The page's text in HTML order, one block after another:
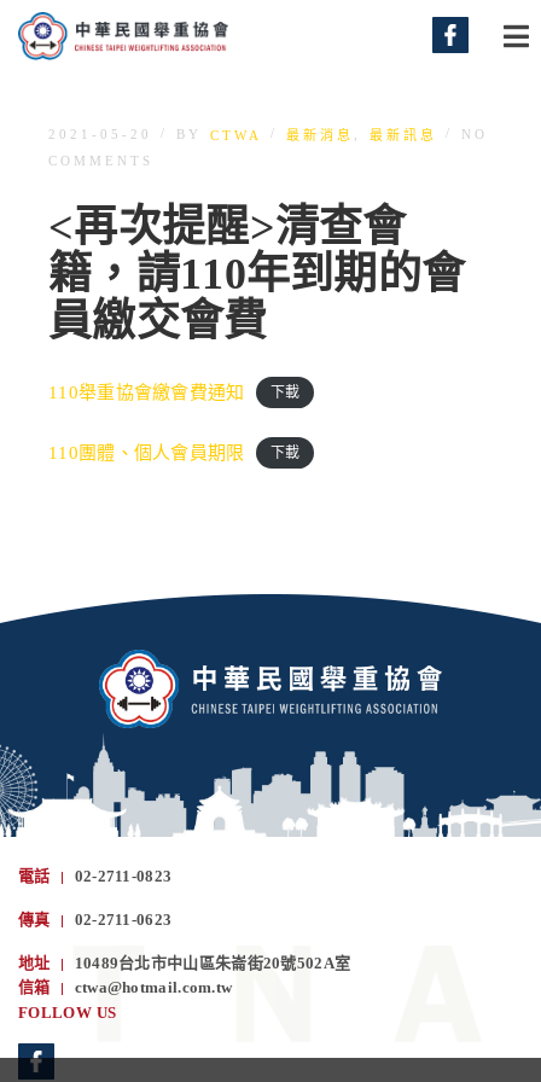
2021-05-20 / BY CTWA / 最新消息 最新訊息 /
NO
COMMENTS
<再次提醒>清查會
籍，請110年到期的會
員繳交會費
110舉重協會繳會費通知 下載
110團體、個人會員期限 下載
電話 02-2711-0823
傳真 02-2711-0623
地址
10489台北市中山區朱崙街20號502A室
信箱
ctwa@hotmail.com.tw
FOLLOW US